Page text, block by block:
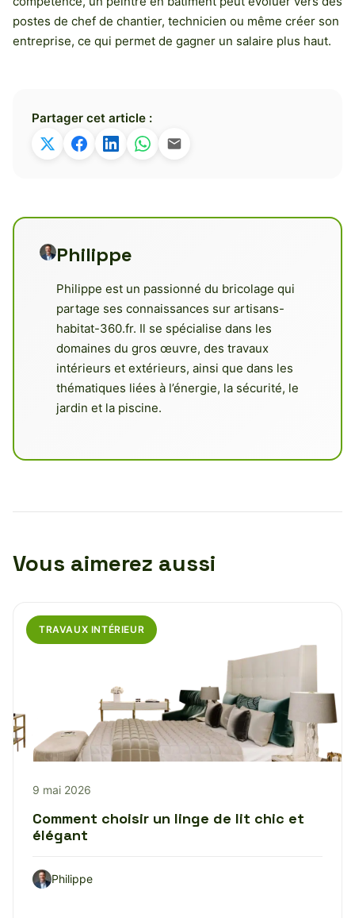
postes de chef de chantier, technicien ou même créer son
entreprise, ce qui permet de gagner un salaire plus haut.
Partager cet article :
Philippe
Philippe est un passionné du bricolage qui
partage ses connaissances sur artisans-
habitat-360.fr. Il se spécialise dans les
domaines du gros œuvre, des travaux
intérieurs et extérieurs, ainsi que dans les
thématiques liées à l’énergie, la sécurité, le
jardin et la piscine.
Vous aimerez aussi
TRAVAUX INTÉRIEUR
9 mai 2026
Comment choisir un linge de lit chic et
élégant
Philippe